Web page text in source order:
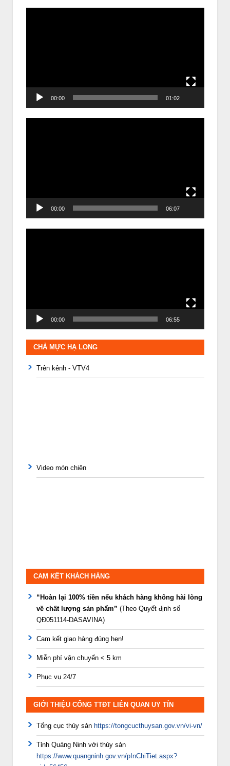
00:00 01:02
00:00 06:07
00:00 06:55
CHẢ MỰC HẠ LONG
Trên kênh - VTV4
Video món chiên
CAM KẾT KHÁCH HÀNG
“Hoàn lại 100% tiền nếu khách hàng không hài lòng
về chất lượng sản phẩm” (Theo Quyết định số
QĐ051114-DASAVINA)
Cam kết giao hàng đúng hẹn!
Miễn phí vận chuyển < 5 km
Phục vụ 24/7
GIỚI THIỆU CỔNG TTĐT LIÊN QUAN UY TÍN
Tổng cục thủy sản https://tongcucthuysan.gov.vn/vi-vn/
Tỉnh Quảng Ninh với thủy sản
https://www.quangninh.gov.vn/pInChiTiet.aspx?